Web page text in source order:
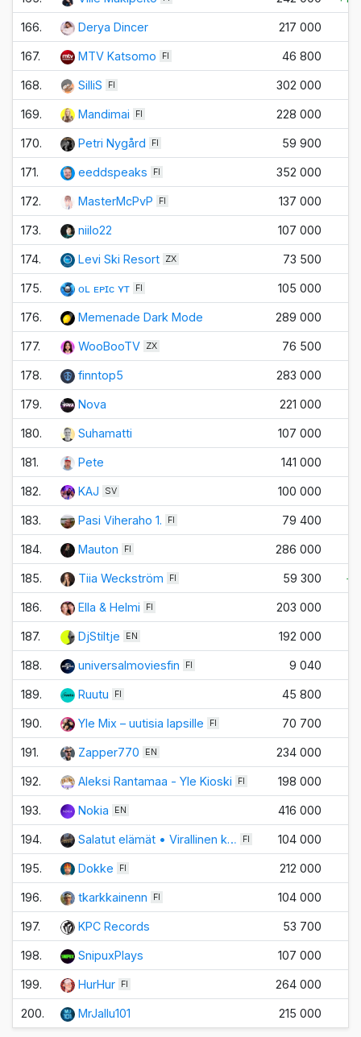
166. Derya Dincer 217 000
167. MTV Katsomo FI 46 800
168. SilliS FI 302 000
169. Mandimai FI 228 000
170. Petri Nygård FI 59 900
171. eeddspeaks FI 352 000
172. MasterMcPvP FI 137 000
173. niilo22 107 000
174. Levi Ski Resort ZX 73 500
175. ᴏʟ ᴇᴘɪᴄ ʏᴛ FI 105 000
176. Memenade Dark Mode 289 000
177. WooBooTV ZX 76 500
178. finntop5 283 000
179. Nova 221 000
180. Suhamatti 107 000
181. Pete 141 000
182. KAJ SV 100 000
183. Pasi Viheraho 1. FI 79 400
184. Mauton FI 286 000
185. Tiia Weckström FI 59 300
186. Ella & Helmi FI 203 000
187. DjStiltje EN 192 000
188. universalmoviesfin FI 9 040
189. Ruutu FI 45 800
190. Yle Mix – uutisia lapsille FI 70 700
191. Zapper770 EN 234 000
192. Aleksi Rantamaa - Yle Kioski FI 198 000
193. Nokia EN 416 000
194. Salatut elämät • Virallinen k… FI 104 000
195. Dokke FI 212 000
196. tkarkkainenn FI 104 000
197. KPC Records 53 700
198. SnipuxPlays 107 000
199. HurHur FI 264 000
200. MrJallu101 215 000